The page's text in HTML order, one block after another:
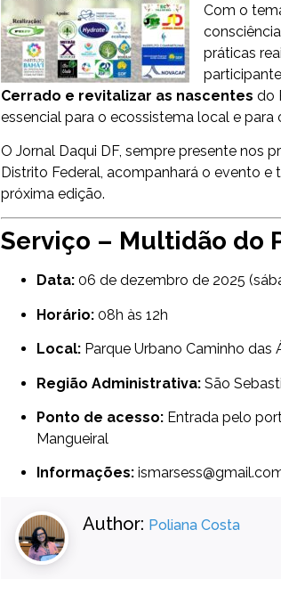
Com o
práticas
Cerrado e revitalizar as nascentes do
essencial para o ecossistema local e para
O Jornal Daqui DF, sempre presente nos
Distrito Federal, acompanhará o evento
próxima edição.
Serviço – Multidão do
Data: 06 de dezembro de 2025
Horário: 08h às 12h
Local: Parque Urbano Caminho das
Região Administrativa: São
Ponto de acesso: Entrada pelo
Mangueiral
Informações:
Author: Poliana Costa